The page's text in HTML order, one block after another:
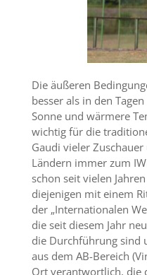
Die äußeren
besser als in den
Sonne und wärmere
wichtig für die
Gaudi vieler
Ländern immer zum
schon seit vielen
diejenigen mit einem
der „Internationalen
die seit diesem Jahr
die Durchführung sind
aus dem AB-Bereich
Ort verantwortlich, die